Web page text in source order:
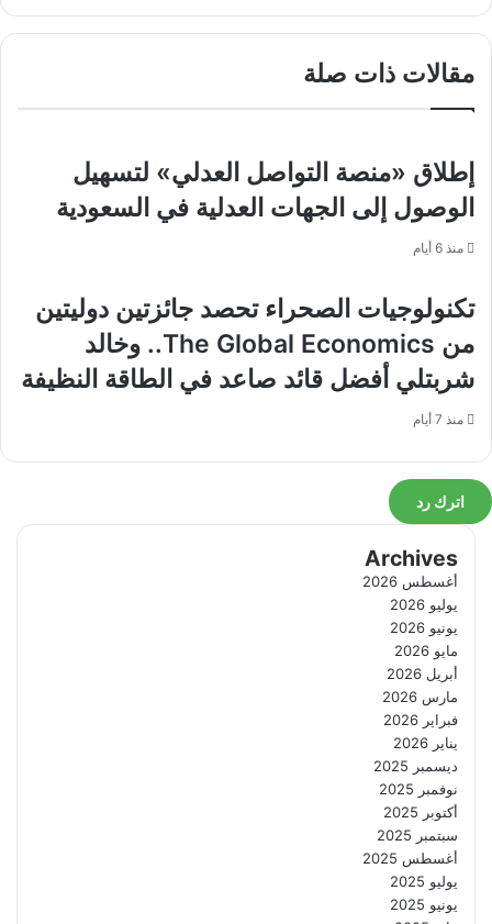
نطاق
المؤسسات
والاعمال
وزير
الداخلية
نجاح
حج
1.7
مليون
حاج
من
بأمان
مقالات ذات صلة
إطلاق «منصة التواصل العدلي» لتسهيل
الوصول إلى الجهات العدلية في السعودية
منذ 6 أيام
تكنولوجيات الصحراء تحصد جائزتين دوليتين
من The Global Economics.. وخالد
شربتلي أفضل قائد صاعد في الطاقة النظيفة
منذ 7 أيام
اترك رد
Archives
أغسطس 2026
يوليو 2026
يونيو 2026
مايو 2026
أبريل 2026
مارس 2026
فبراير 2026
يناير 2026
ديسمبر 2025
نوفمبر 2025
أكتوبر 2025
سبتمبر 2025
أغسطس 2025
يوليو 2025
يونيو 2025